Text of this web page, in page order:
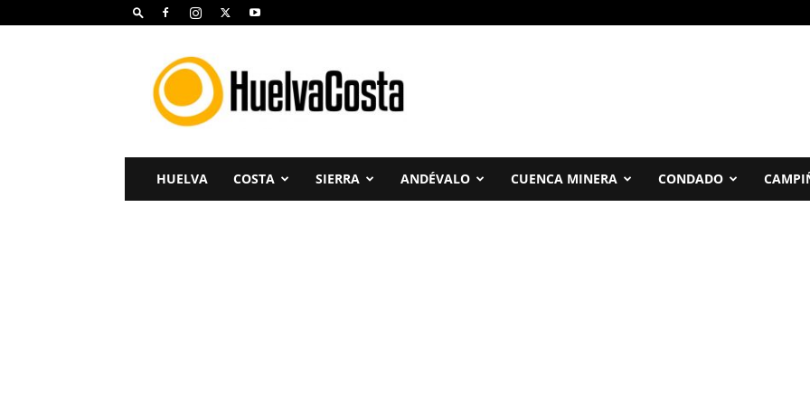
Huelva
Costa
HUELVA COSTA SIERRA ANDÉVALO CUENCA MINERA CONDADO